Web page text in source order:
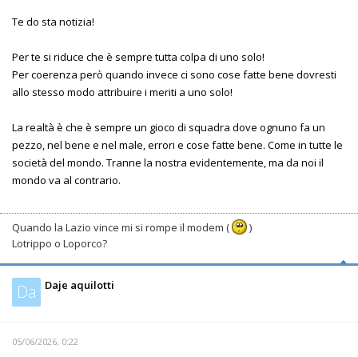
Te do sta notizia!
Per te si riduce che è sempre tutta colpa di uno solo!
Per coerenza però quando invece ci sono cose fatte bene dovresti
allo stesso modo attribuire i meriti a uno solo!
La realtà è che è sempre un gioco di squadra dove ognuno fa un
pezzo, nel bene e nel male, errori e cose fatte bene. Come in tutte le
società del mondo. Tranne la nostra evidentemente, ma da noi il
mondo va al contrario.
Quando la Lazio vince mi si rompe il modem (
)
Lotrippo o Loporco?
Da Daje aquilotti
05/06/2026, 0:22